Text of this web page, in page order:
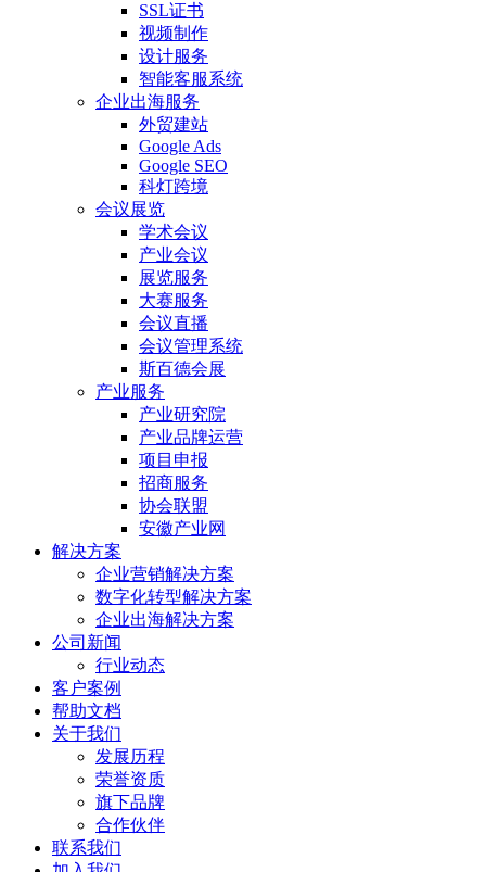
SSL证书
视频制作
设计服务
智能客服系统
企业出海服务
外贸建站
Google Ads
Google SEO
科灯跨境
会议展览
学术会议
产业会议
展览服务
大赛服务
会议直播
会议管理系统
斯百德会展
产业服务
产业研究院
产业品牌运营
项目申报
招商服务
协会联盟
安徽产业网
解决方案
企业营销解决方案
数字化转型解决方案
企业出海解决方案
公司新闻
行业动态
客户案例
帮助文档
关于我们
发展历程
荣誉资质
旗下品牌
合作伙伴
联系我们